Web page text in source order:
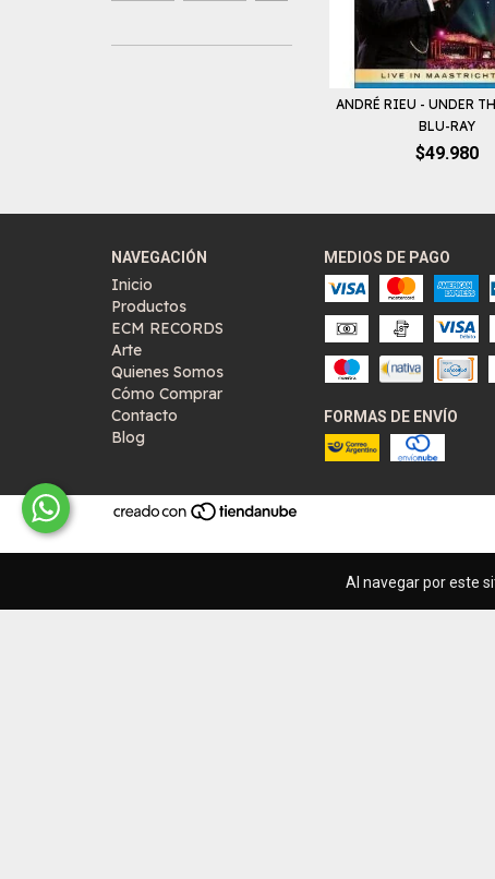
Al navegar por este
ANDRÉ RIEU - UNDER
BLU-RAY
$49.980
NAVEGACIÓN
Inicio
Productos
ECM RECORDS
Arte
Quienes Somos
Cómo Comprar
Contacto
Blog
MEDIOS DE PAGO
FORMAS DE ENVÍO